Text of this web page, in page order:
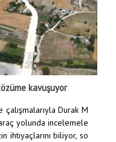
kavuşuyor
Durak M
araç yolunda incelemele
ihtiyaçlarını biliyor, so